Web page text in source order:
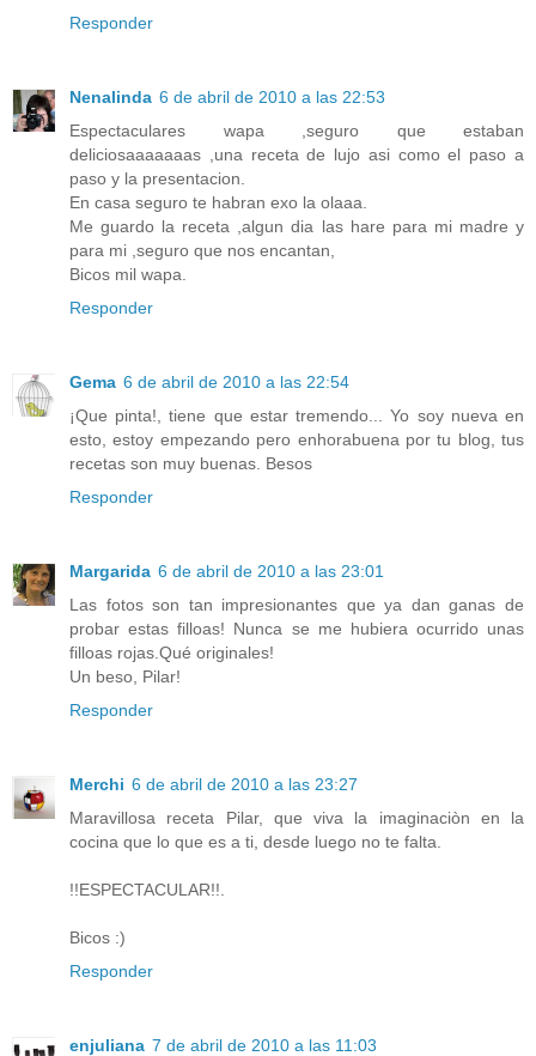
Responder
Nenalinda 6 de abril de 2010 a las 22:53
Espectaculares wapa ,seguro que estaban
deliciosaaaaaaas ,una receta de lujo asi como el paso a
paso y la presentacion.
En casa seguro te habran exo la olaaa.
Me guardo la receta ,algun dia las hare para mi madre y
para mi ,seguro que nos encantan,
Bicos mil wapa.
Responder
Gema 6 de abril de 2010 a las 22:54
¡Que pinta!, tiene que estar tremendo... Yo soy nueva en
esto, estoy empezando pero enhorabuena por tu blog, tus
recetas son muy buenas. Besos
Responder
Margarida 6 de abril de 2010 a las 23:01
Las fotos son tan impresionantes que ya dan ganas de
probar estas filloas! Nunca se me hubiera ocurrido unas
filloas rojas.Qué originales!
Un beso, Pilar!
Responder
Merchi 6 de abril de 2010 a las 23:27
Maravillosa receta Pilar, que viva la imaginaciòn en la
cocina que lo que es a ti, desde luego no te falta.
!!ESPECTACULAR!!.
Bicos :)
Responder
enjuliana 7 de abril de 2010 a las 11:03